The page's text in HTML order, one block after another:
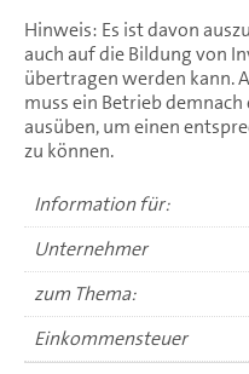
Hinweis: Es ist davon
auch auf die Bildung von
übertragen werden kann.
muss ein Betrieb
ausüben, um einen
zu können.
Information für:
Unternehmer
zum Thema:
Einkommensteuer